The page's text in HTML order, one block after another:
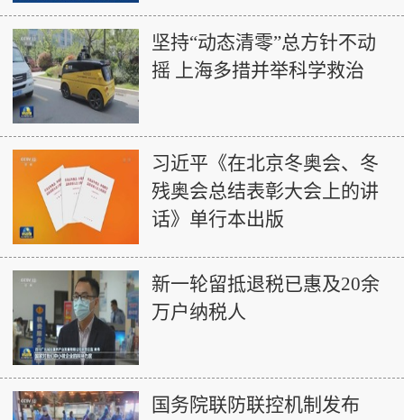
坚持“动态清零”总方针不动
摇 上海多措并举科学救治
习近平《在北京冬奥会、冬
残奥会总结表彰大会上的讲
话》单行本出版
新一轮留抵退税已惠及20余
万户纳税人
国务院联防联控机制发布